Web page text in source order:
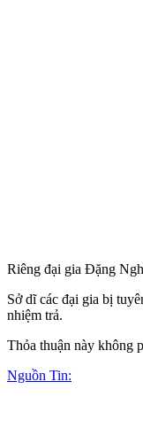
Riêng đại gia Đặng
Sở dĩ các đại gia bị
nhiệm trả.
Thỏa thuận này không
Nguồn Tin: